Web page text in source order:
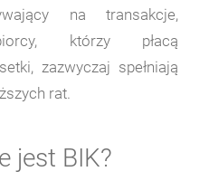
na transakcje,
którzy płacą
zazwyczaj spełniają
rat.
jest BIK?